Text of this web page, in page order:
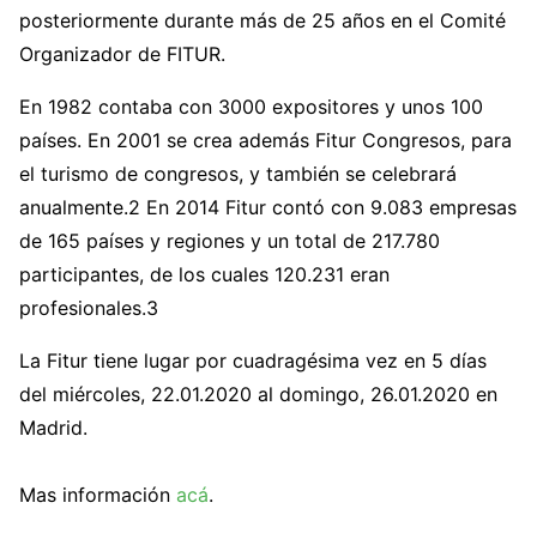
posteriormente durante más de 25 años en el Comité
Organizador de FITUR.
En 1982 contaba con 3000 expositores y unos 100
países. En 2001 se crea además Fitur Congresos, para
el turismo de congresos, y también se celebrará
anualmente.2​ En 2014 Fitur contó con 9.083 empresas
de 165 países y regiones y un total de 217.780
participantes, de los cuales 120.231 eran
profesionales.3​
La Fitur tiene lugar por cuadragésima vez en 5 días
del miércoles, 22.01.2020 al domingo, 26.01.2020 en
Madrid.
Mas información acá.